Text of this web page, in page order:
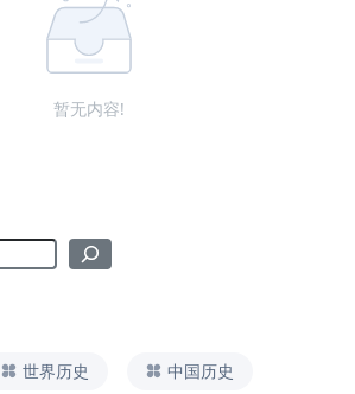
暂无内容!
世界历史 中国历史